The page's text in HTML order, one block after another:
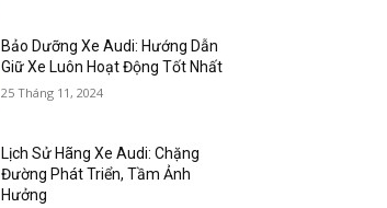
Bảo Dưỡng Xe Audi: Hướng Dẫn
Giữ Xe Luôn Hoạt Động Tốt Nhất
25 Tháng 11, 2024
Lịch Sử Hãng Xe Audi: Chặng
Đường Phát Triển, Tầm Ảnh
Hưởng